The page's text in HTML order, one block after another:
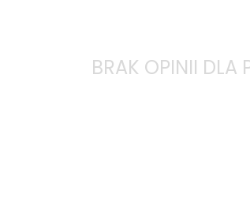
BRAK OPINII DLA